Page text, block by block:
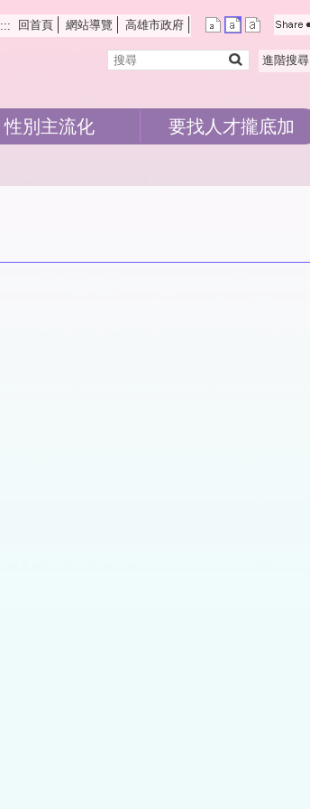
::: 回首頁 網站導覽 高雄市政府
搜
尋
進階搜尋
性別主流化 要找人才攏底加